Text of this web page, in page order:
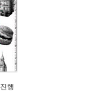
행